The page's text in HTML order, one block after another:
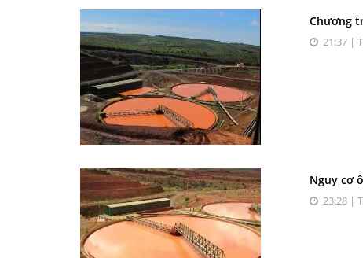
Chương
21:37 |
Nguy cơ
23:28 |